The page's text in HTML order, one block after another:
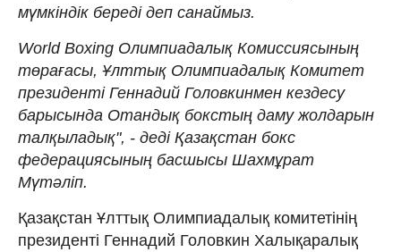
мүмкіндік береді деп санаймыз.
World Boxing Олимпиадалық Комиссиясының
төрағасы, Ұлттық Олимпиадалық Комитет
президенті Геннадий Головкинмен кездесу
барысында Отандық бокстың даму жолдарын
талқыладық", - деді Қазақстан бокс
федерациясының басшысы Шахмұрат
Мүтәліп.
Қазақстан Ұлттық Олимпиадалық комитетінің
президенті Геннадий Головкин Халықаралық